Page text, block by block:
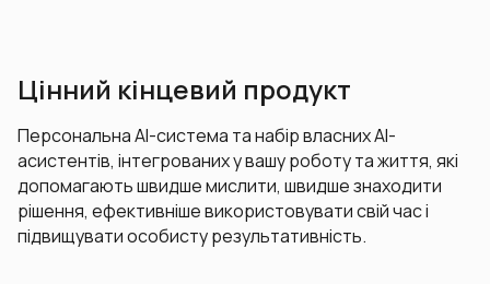
Цінний кінцевий продукт
Персональна AI-система та набір власних AI-
асистентів, інтегрованих у вашу роботу та життя, які
допомагають швидше мислити, швидше знаходити
рішення, ефективніше використовувати свій час і
підвищувати особисту результативність.